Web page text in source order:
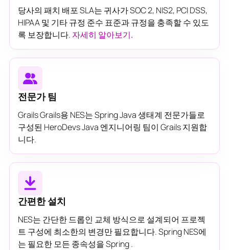
당사의 패치 배포 SLA는 귀사가 SOC 2, NIS2, PCI DSS,
HIPAA 및 기타 규정 준수 표준과 규정을 충족할 수 있도
록 보장합니다. 자세히 알아보기.
전문가 팀
Grails Grails용 NES는 Spring Java 생태계 전문가들로
구성된 HeroDevs Java 엔지니어링 팀이 Grails 지원합
니다.
간편한 설치
NES는 간단한 드롭인 교체 방식으로 설계되어 프로젝
트 구성에 최소한의 변경만 필요합니다. Spring NES에
는 필요한 모든 종속성을 Spring .